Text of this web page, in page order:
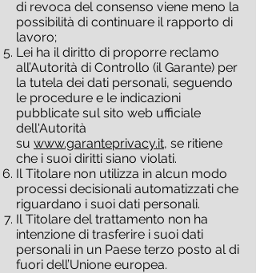
di revoca del consenso viene meno la
possibilità di continuare il rapporto di
lavoro;
Lei ha il diritto di proporre reclamo
all’Autorità di Controllo (il Garante) per
la tutela dei dati personali, seguendo
le procedure e le indicazioni
pubblicate sul sito web ufficiale
dell'Autorità
su www.garanteprivacy.it, se ritiene
che i suoi diritti siano violati.
Il Titolare non utilizza in alcun modo
processi decisionali automatizzati che
riguardano i suoi dati personali.
Il Titolare del trattamento non ha
intenzione di trasferire i suoi dati
personali in un Paese terzo posto al di
fuori dell’Unione europea.